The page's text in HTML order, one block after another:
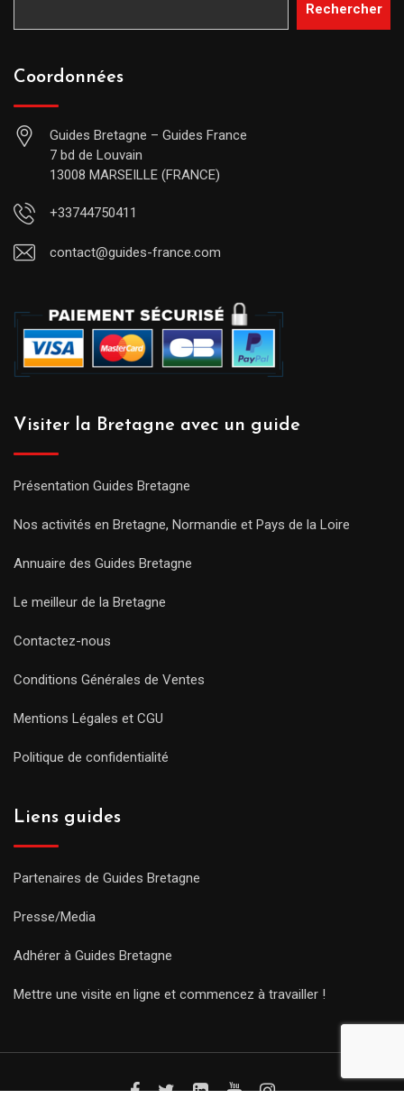
Rechercher
Coordonnées
Guides Bretagne – Guides France
7 bd de Louvain
13008 MARSEILLE (FRANCE)
+33744750411
contact@guides-france.com
Visiter la Bretagne avec un guide
Présentation Guides Bretagne
Nos activités en Bretagne, Normandie et Pays de la Loire
Annuaire des Guides Bretagne
Le meilleur de la Bretagne
Contactez-nous
Conditions Générales de Ventes
Mentions Légales et CGU
Politique de confidentialité
Liens guides
Partenaires de Guides Bretagne
Presse/Media
Adhérer à Guides Bretagne
Mettre une visite en ligne et commencez à travailler !